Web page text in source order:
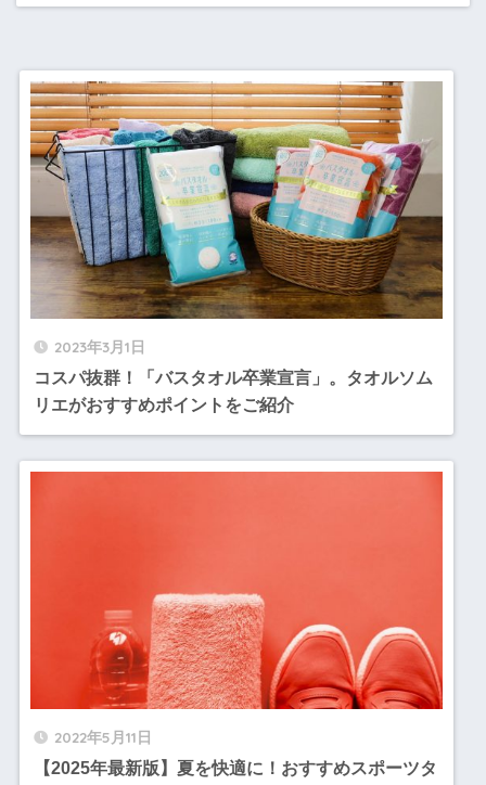
2023年3月1日
コスパ抜群！「バスタオル卒業宣言」。タオルソム
リエがおすすめポイントをご紹介
2022年5月11日
【2025年最新版】夏を快適に！おすすめスポーツタ